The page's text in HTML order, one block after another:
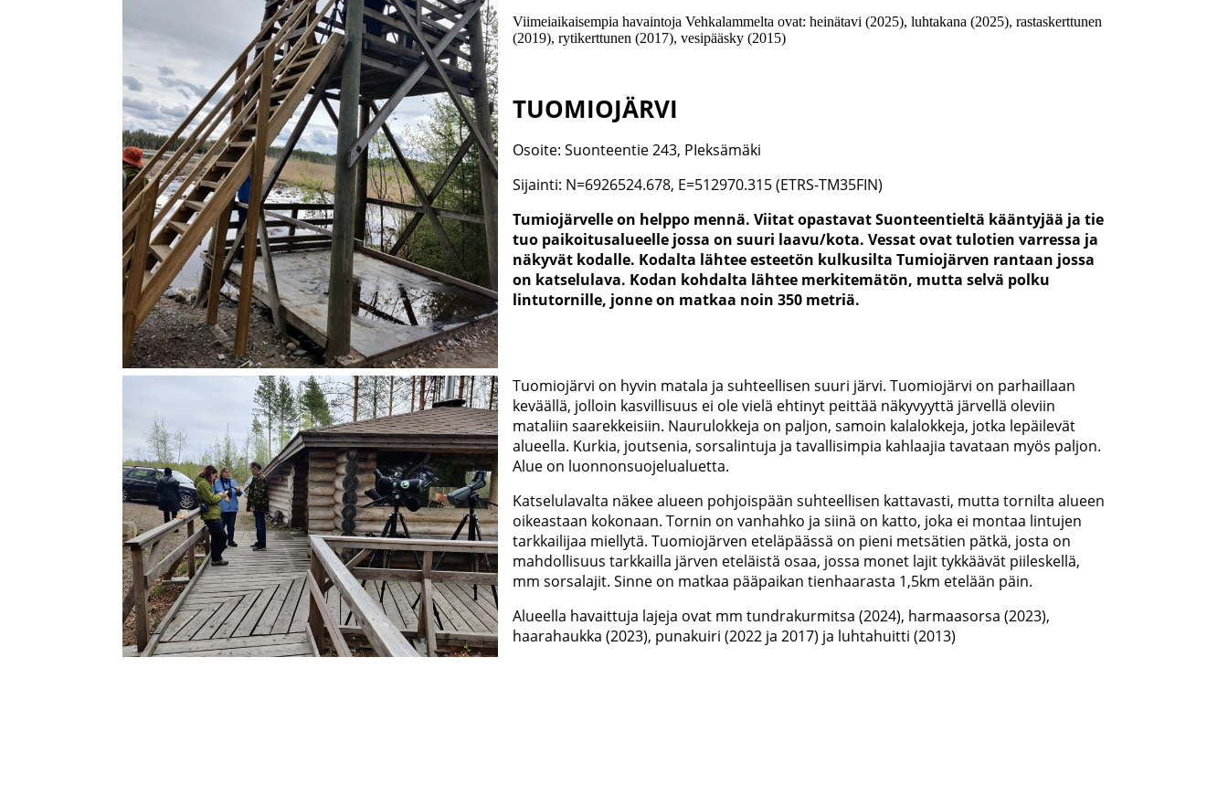
Viimeiaikaisempia havaintoja Vehkalammelta ovat: heinätavi (2025), luhtakana (2025), rastaskerttunen
(2019), rytikerttunen (2017), vesipääsky (2015)
TUOMIOJÄRVI
Osoite: Suonteentie 243, PIeksämäki
Sijainti: N=6926524.678, E=512970.315 (ETRS-TM35FIN)
Tumiojärvelle on helppo mennä. Viitat opastavat Suonteentieltä kääntyjää ja tie
tuo paikoitusalueelle jossa on suuri laavu/kota. Vessat ovat tulotien varressa ja
näkyvät kodalle. Kodalta lähtee esteetön kulkusilta Tumiojärven rantaan jossa
on katselulava. Kodan kohdalta lähtee merkitemätön, mutta selvä polku
lintutornille, jonne on matkaa noin 350 metriä.
Tuomiojärvi on hyvin matala ja suhteellisen suuri järvi. Tuomiojärvi on parhaillaan
keväällä, jolloin kasvillisuus ei ole vielä ehtinyt peittää näkyvyyttä järvellä oleviin
mataliin saarekkeisiin. Naurulokkeja on paljon, samoin kalalokkeja, jotka lepäilevät
alueella. Kurkia, joutsenia, sorsalintuja ja tavallisimpia kahlaajia tavataan myös paljon.
Alue on luonnonsuojelualuetta.
Katselulavalta näkee alueen pohjoispään suhteellisen kattavasti, mutta tornilta alueen
oikeastaan kokonaan. Tornin on vanhahko ja siinä on katto, joka ei montaa lintujen
tarkkailijaa miellytä. Tuomiojärven eteläpäässä on pieni metsätien pätkä, josta on
mahdollisuus tarkkailla järven eteläistä osaa, jossa monet lajit tykkäävät piileskellä,
mm sorsalajit. Sinne on matkaa pääpaikan tienhaarasta 1,5km etelään päin.
Alueella havaittuja lajeja ovat mm tundrakurmitsa (2024), harmaasorsa (2023),
haarahaukka (2023), punakuiri (2022 ja 2017) ja luhtahuitti (2013)